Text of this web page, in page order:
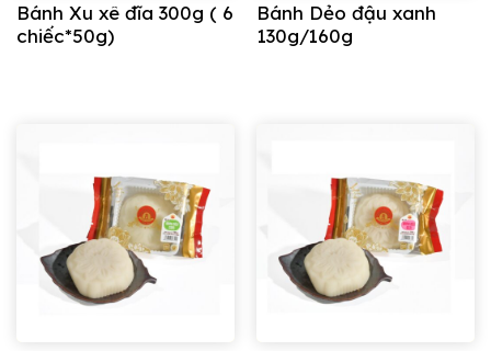
Bánh Xu xê đĩa 300g ( 6
chiếc*50g)
Bánh Dẻo đậu xanh
130g/160g